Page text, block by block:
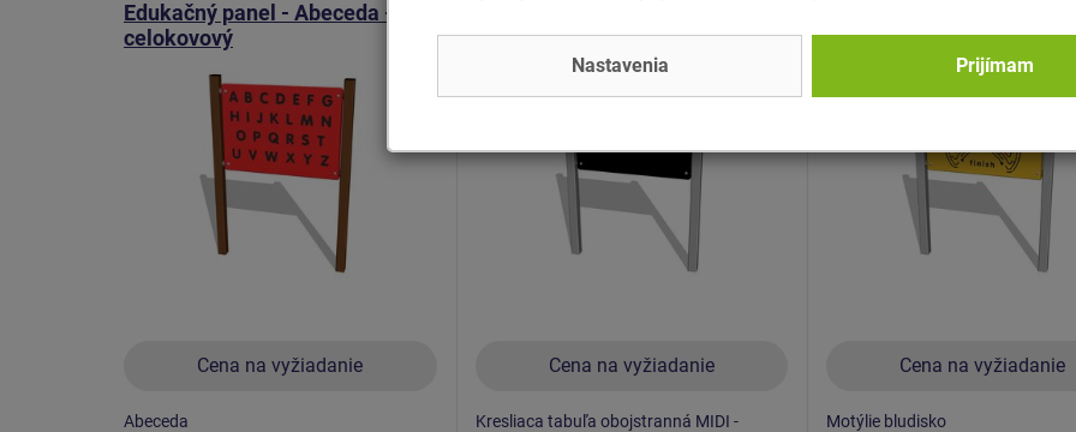
Edukačný panel - Abeceda -
celokovový
Cena na vyžiadanie
Abeceda
MIDI KTA6100K - celokovová
Cena na vyžiadanie
Kresliaca tabuľa obojstranná MIDI -
bludisko - celokovový
Cena na vyžiadanie
Motýlie bludisko
Nastavenia Prijímam